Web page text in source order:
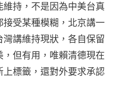
持，不是因為中美台真
受某種模糊，北京講一
講維持現狀，各自保留
但有用，唯賴清德現在
標籤，還對外要求承認